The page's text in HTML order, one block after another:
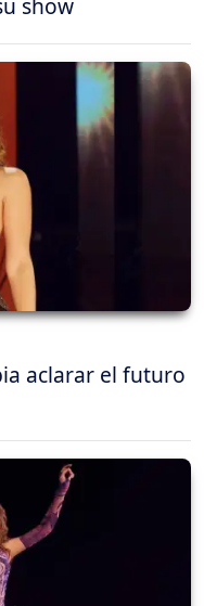
show
aclarar el futuro